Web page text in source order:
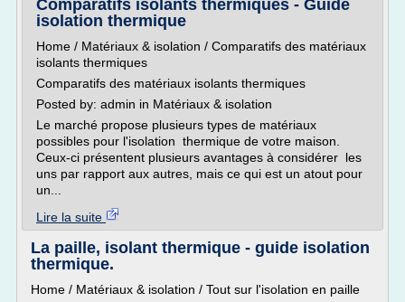
Comparatifs isolants thermiques - Guide
isolation thermique
Home / Matériaux & isolation / Comparatifs des matériaux
isolants thermiques
Comparatifs des matériaux isolants thermiques
Posted by: admin in Matériaux & isolation
Le marché propose plusieurs types de matériaux
possibles pour l'isolation thermique de votre maison.
Ceux-ci présentent plusieurs avantages à considérer les
uns par rapport aux autres, mais ce qui est un atout pour
un...
Lire la suite
La paille, isolant thermique - guide isolation
thermique.
Home / Matériaux & isolation / Tout sur l'isolation en paille